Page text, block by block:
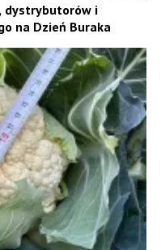
dystrybutorów i
na Dzień Buraka